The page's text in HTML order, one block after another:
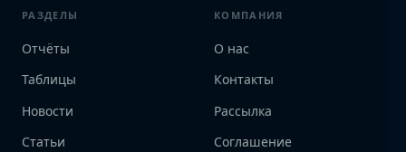
РАЗДЕЛЫ
Отчёты
Таблицы
Новости
Статьи
КОМПАНИЯ
О нас
Контакты
Рассылка
Соглашение